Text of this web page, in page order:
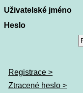
Uživatelské jméno
Heslo
Registrace >
Ztracené heslo >